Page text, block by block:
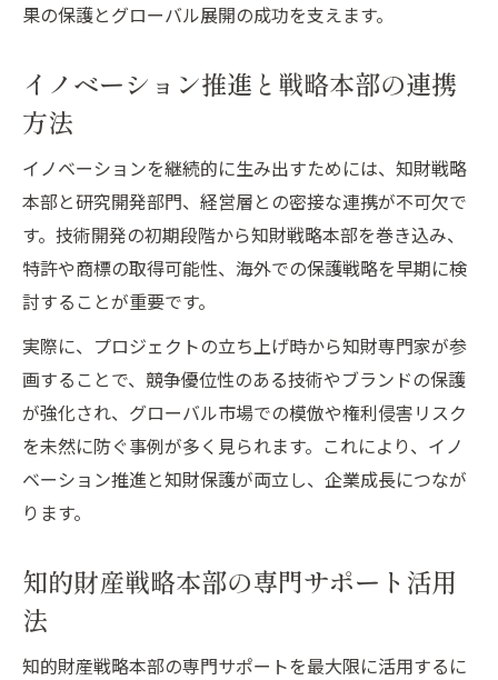
果の保護とグローバル展開の成功を支えます。
イノベーション推進と戦略本部の連携
方法
イノベーションを継続的に生み出すためには、知財戦略
本部と研究開発部門、経営層との密接な連携が不可欠で
す。技術開発の初期段階から知財戦略本部を巻き込み、
特許や商標の取得可能性、海外での保護戦略を早期に検
討することが重要です。
実際に、プロジェクトの立ち上げ時から知財専門家が参
画することで、競争優位性のある技術やブランドの保護
が強化され、グローバル市場での模倣や権利侵害リスク
を未然に防ぐ事例が多く見られます。これにより、イノ
ベーション推進と知財保護が両立し、企業成長につなが
ります。
知的財産戦略本部の専門サポート活用
法
知的財産戦略本部の専門サポートを最大限に活用するに